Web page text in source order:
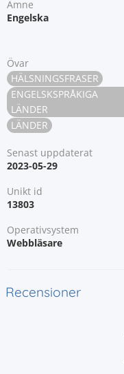
Ämne
Engelska
Övar
HÄLSNINGSFRASER
ENGELSKSPRÅKIGA
LÄNDER
LÄNDER
Senast uppdaterat
2023-05-29
Unikt id
13803
Operativsystem
Webbläsare
Recensioner